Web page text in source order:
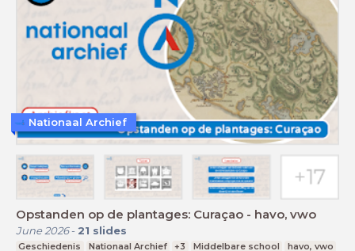
Opstanden op de plantages: Curaçao - havo, vwo
June 2026- 21 slides
Geschiedenis Nationaal Archief +3 Middelbare school
havo, vwo
Nationaal Archief